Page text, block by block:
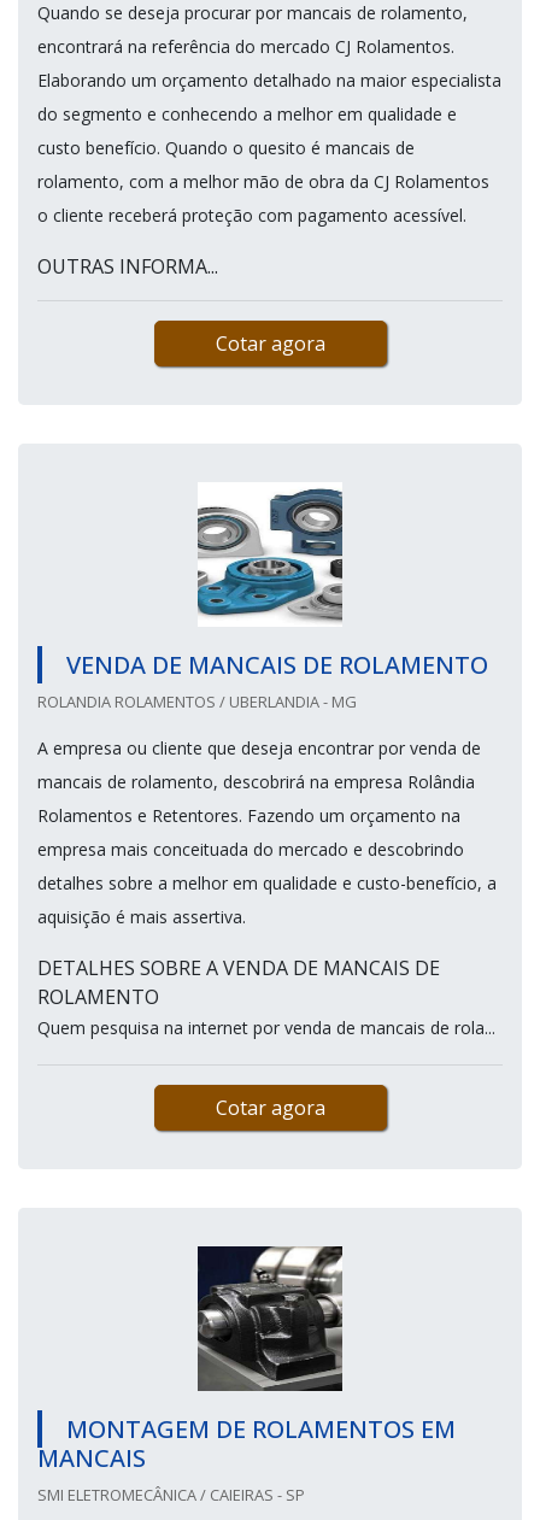
Quando se deseja procurar por mancais de rolamento,
encontrará na referência do mercado CJ Rolamentos.
Elaborando um orçamento detalhado na maior especialista
do segmento e conhecendo a melhor em qualidade e
custo benefício. Quando o quesito é mancais de
rolamento, com a melhor mão de obra da CJ Rolamentos
o cliente receberá proteção com pagamento acessível.
OUTRAS INFORMA...
Cotar agora
VENDA DE MANCAIS DE ROLAMENTO
ROLANDIA ROLAMENTOS / UBERLANDIA - MG
A empresa ou cliente que deseja encontrar por venda de
mancais de rolamento, descobrirá na empresa Rolândia
Rolamentos e Retentores. Fazendo um orçamento na
empresa mais conceituada do mercado e descobrindo
detalhes sobre a melhor em qualidade e custo-benefício, a
aquisição é mais assertiva.
DETALHES SOBRE A VENDA DE MANCAIS DE
ROLAMENTO
Quem pesquisa na internet por venda de mancais de rola...
Cotar agora
MONTAGEM DE ROLAMENTOS EM
MANCAIS
SMI ELETROMECÂNICA / CAIEIRAS - SP